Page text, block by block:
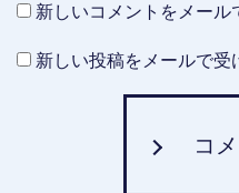
新しいコメントをメール
新しい投稿をメールで受
コ